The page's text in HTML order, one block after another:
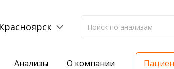
Красноярск
Анализы О компании